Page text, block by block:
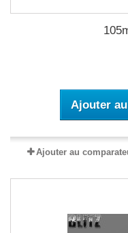
Ajouter
Ajouter au